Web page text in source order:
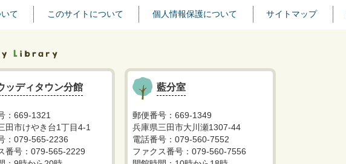
て このサイトについて 個人情報保護について サイトマップ
ッディタウン分館
：669-1321
田市けやき台1丁目4-1
：079-565-2236
番号：079-565-2229
藍分室
郵便番号：669-1349
兵庫県三田市大川瀬1307-44
電話番号：079-560-7552
ファクス番号：079-560-7556